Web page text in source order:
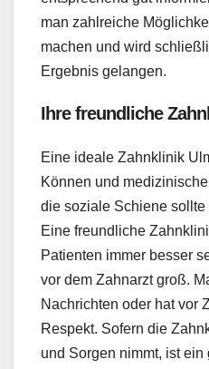
man zahlreiche
machen und wird
Ergebnis gelangen.
Ihre freundliche
Eine ideale Zahnklinik
Können und
die soziale Schiene
Eine freundliche
Patienten immer besser
vor dem Zahnarzt groß.
Nachrichten oder hat vor
Respekt. Sofern die
und Sorgen nimmt, ist